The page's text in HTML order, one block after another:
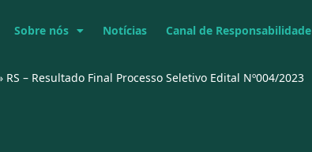
Sobre nós Notícias Canal de Responsabilidade
RS – Resultado Final Processo Seletivo Edital Nº004/2023